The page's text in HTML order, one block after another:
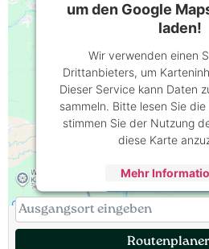
um den Google
laden!
Wir verwenden einen
Drittanbieters, um
Dieser Service kann Daten
sammeln. Bitte lesen Sie
stimmen Sie der Nutzung
diese Karte
Mehr
Akzeptieren
Powered by
Management
Routenplaner